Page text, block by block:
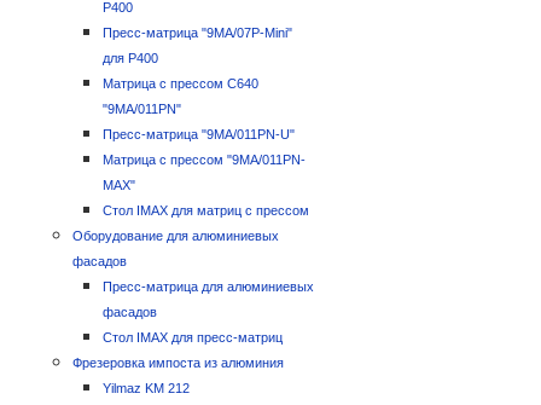
P400
Пресс-матрица "9MA/07P-Mini"
для P400
Матрица с прессом C640
"9MA/011PN"
Пресс-матрица "9MA/011PN-U"
Матрица с прессом "9MA/011PN-
MAX"
Стол IMAX для матриц с прессом
Оборудование для алюминиевых
фасадов
Пресс-матрица для алюминиевых
фасадов
Стол IMAX для пресс-матриц
Фрезеровка импоста из алюминия
Yilmaz KM 212